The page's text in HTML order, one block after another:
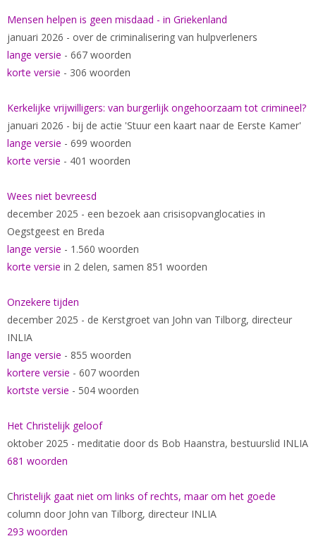
Mensen helpen is geen misdaad - in Griekenland
januari 2026 - over de criminalisering van hulpverleners
lange versie - 667 woorden
korte versie - 306 woorden
Kerkelijke vrijwilligers: van burgerlijk ongehoorzaam tot crimineel?
januari 2026 - bij de actie 'Stuur een kaart naar de Eerste Kamer'
lange versie - 699 woorden
korte versie - 401 woorden
Wees niet bevreesd
december 2025 - een bezoek aan crisisopvanglocaties in
Oegstgeest en Breda
lange versie - 1.560 woorden
korte versie in 2 delen, samen 851 woorden
Onzekere tijden
december 2025 - de Kerstgroet van John van Tilborg, directeur
INLIA
lange versie - 855 woorden
kortere versie - 607 woorden
kortste versie - 504 woorden
Het Christelijk geloof
oktober 2025 - meditatie door ds Bob Haanstra, bestuurslid INLIA
681 woorden
Christelijk gaat niet om links of rechts, maar om het goede
column door John van Tilborg, directeur INLIA
293 woorden